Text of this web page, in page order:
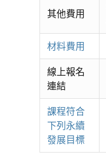
其他費用
材料費用
線上報名
連結
課程符合
下列永續
發展目標